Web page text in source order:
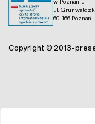
ul.
60-166 Poznań
Copyright © 2013-